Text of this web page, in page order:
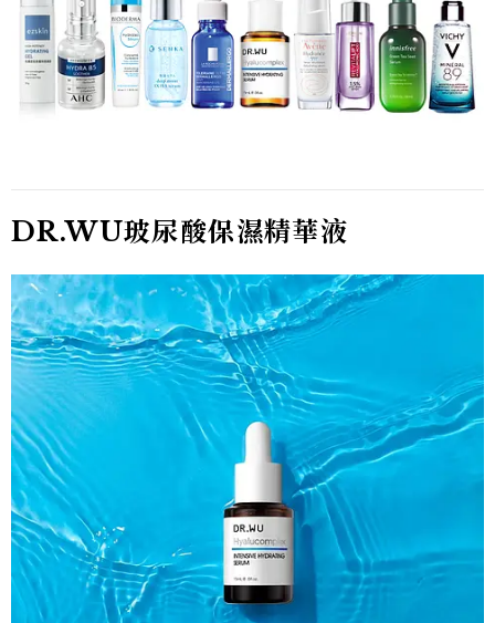
DR.WU玻尿酸保濕精華液